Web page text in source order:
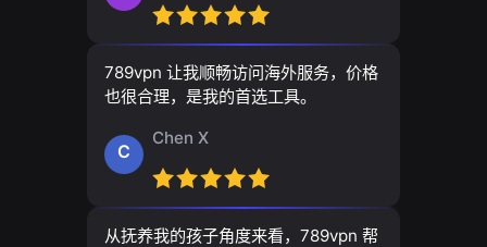
789vpn 让我顺畅访问海外服务，价格
也很合理，是我的首选工具。
C
Chen X
从抚养我的孩子角度来看，789vpn 帮